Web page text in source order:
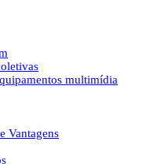
multimídia
Vantagens